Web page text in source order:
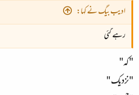
ادیب بیگ نے کہا:
رہے گئی
"کہ"
"نزدیک "